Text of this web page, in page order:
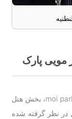
پارک
یکی از مهیج ترین و ترسناک ترین بخش های moi park، بخش هتل
در نظر گرفته شده